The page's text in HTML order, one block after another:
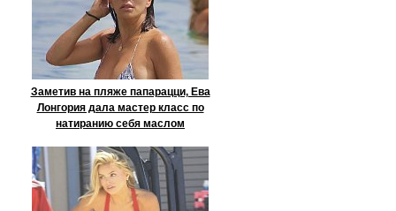
Заметив на пляже папарацци, Ева
Лонгория дала мастер класс по
натиранию себя маслом